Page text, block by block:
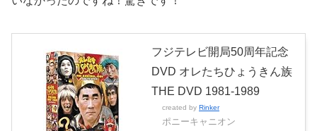
フジテレビ開局50周年記念
DVD オレたちひょうきん族
THE DVD 1981-1989
created by Rinker
ポニーキャニオン